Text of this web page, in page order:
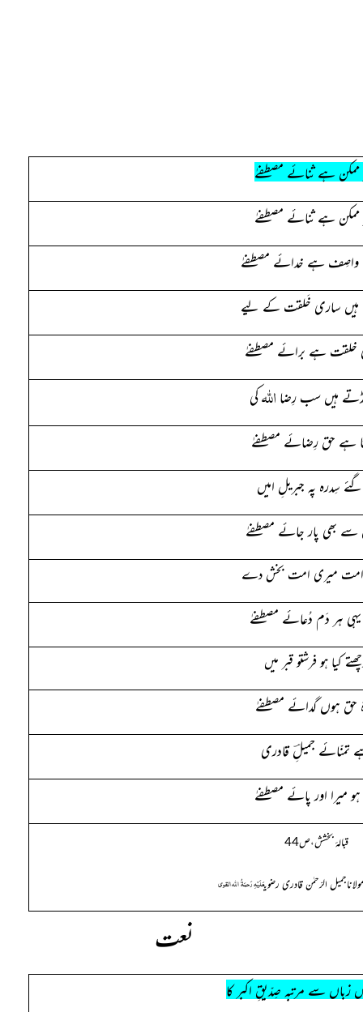
ممکن ہے ثنائے مصطفےٰ
ممکن ہے ثنائے مصطفےٰ
واصِف ہے خدائے مصطفےٰ
ہیں ساری خَلقت کے لیے
خلقت ہے برائے مصطفےٰ
ہیں سب رِضا اللہکی
ہے حق رِضائے مصطفےٰ
سِدرہ پہ جبریلِ امیں
بھی پار جائے مصطفےٰ
میری امت بخش دے
ہر دَم دُعائے مصطفےٰ
کیا ہو فرشتو قبر میں
حق ہوں گدائے مصطفےٰ
تمنّائے جمیلِؔ قادری
میرا اور پائے مصطفےٰ
قبالۂ بخشش،ص44
الرّحمٰن قادری رضویعَلَیْہِ رَحمَۃُ اللہ القوی
نعت
زباں سے مرتبہ صِدّیقِ اکبر کا